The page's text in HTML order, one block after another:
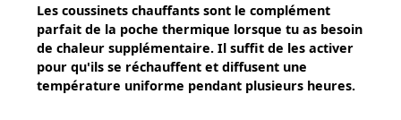
Les coussinets chauffants sont le complément
parfait de la poche thermique lorsque tu as besoin
de chaleur supplémentaire. Il suffit de les activer
pour qu'ils se réchauffent et diffusent une
température uniforme pendant plusieurs heures.